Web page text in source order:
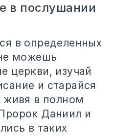
в послушании
в определенных
можешь
церкви, изучай
и старайся
живя в полном
Даниил и
в таких